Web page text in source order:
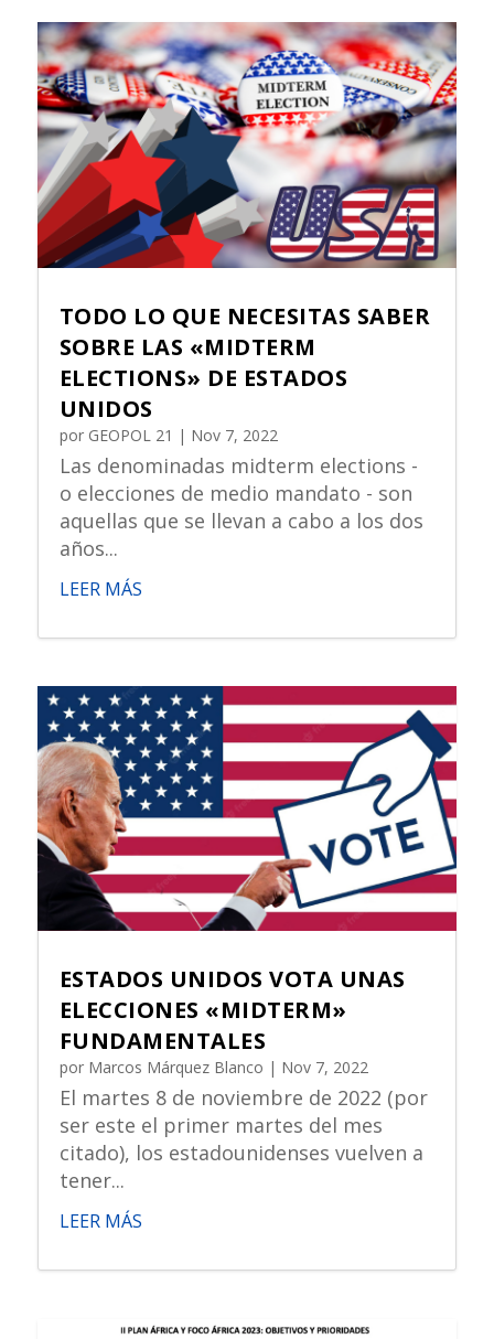
TODO LO QUE NECESITAS SABER
SOBRE LAS «MIDTERM
ELECTIONS» DE ESTADOS
UNIDOS
por GEOPOL 21 | Nov 7, 2022
Las denominadas midterm elections -
o elecciones de medio mandato - son
aquellas que se llevan a cabo a los dos
años...
LEER MÁS
ESTADOS UNIDOS VOTA UNAS
ELECCIONES «MIDTERM»
FUNDAMENTALES
por Marcos Márquez Blanco | Nov 7, 2022
El martes 8 de noviembre de 2022 (por
ser este el primer martes del mes
citado), los estadounidenses vuelven a
tener...
LEER MÁS